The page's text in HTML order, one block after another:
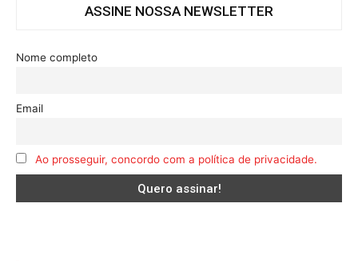
ASSINE NOSSA NEWSLETTER
Nome completo
Email
Ao prosseguir, concordo com a política de privacidade.